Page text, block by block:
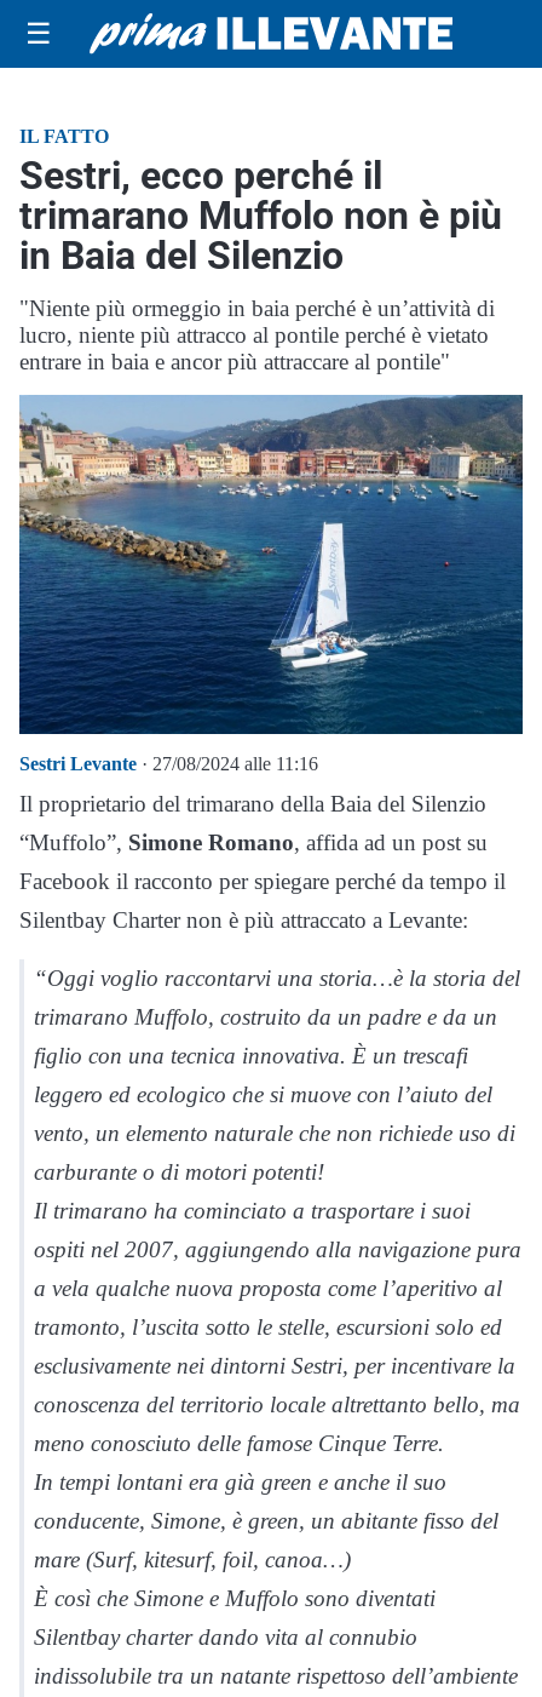
☰
IL FATTO
Sestri, ecco perché il
trimarano Muffolo non è più
in Baia del Silenzio
"Niente più ormeggio in baia perché è un’attività di
lucro, niente più attracco al pontile perché è vietato
entrare in baia e ancor più attraccare al pontile"
Sestri Levante · 27/08/2024 alle 11:16
Il proprietario del trimarano della Baia del Silenzio
“Muffolo”, Simone Romano, affida ad un post su
Facebook il racconto per spiegare perché da tempo il
Silentbay Charter non è più attraccato a Levante:
“Oggi voglio raccontarvi una storia…è la storia del
trimarano Muffolo, costruito da un padre e da un
figlio con una tecnica innovativa. È un trescafi
leggero ed ecologico che si muove con l’aiuto del
vento, un elemento naturale che non richiede uso di
carburante o di motori potenti!
Il trimarano ha cominciato a trasportare i suoi
ospiti nel 2007, aggiungendo alla navigazione pura
a vela qualche nuova proposta come l’aperitivo al
tramonto, l’uscita sotto le stelle, escursioni solo ed
esclusivamente nei dintorni Sestri, per incentivare la
conoscenza del territorio locale altrettanto bello, ma
meno conosciuto delle famose Cinque Terre.
In tempi lontani era già green e anche il suo
conducente, Simone, è green, un abitante fisso del
mare (Surf, kitesurf, foil, canoa…)
È così che Simone e Muffolo sono diventati
Silentbay charter dando vita al connubio
indissolubile tra un natante rispettoso dell’ambiente